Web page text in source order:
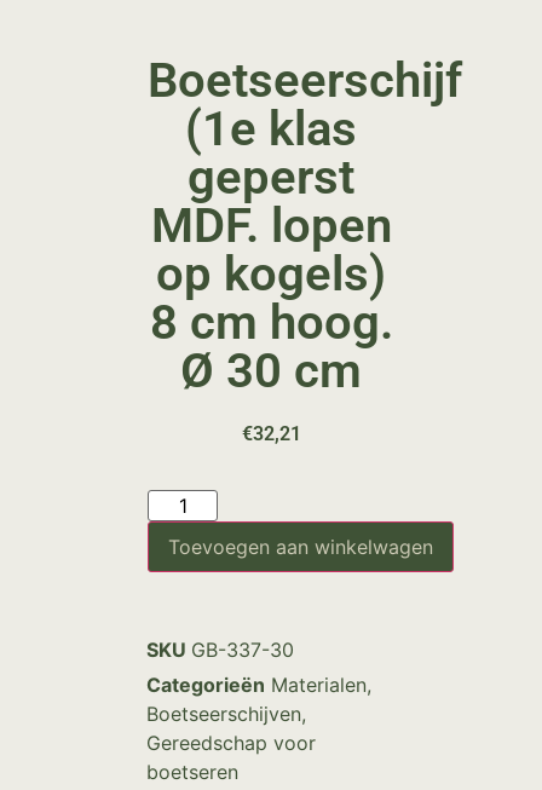
Boetseerschijf
(1e klas
geperst
MDF. lopen
op kogels)
8 cm hoog.
Ø 30 cm
€32,21
Toevoegen aan winkelwagen
SKU GB-337-30
Categorieën Materialen,
Boetseerschijven,
Gereedschap voor
boetseren